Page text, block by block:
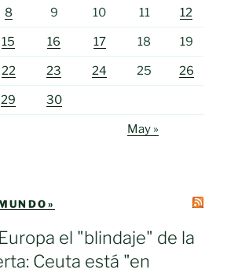
8 9 10 11 12
15 16 17 18 19
22 23 24 25 26
29 30
May »
el "blindaje" de la
Ceuta está "en